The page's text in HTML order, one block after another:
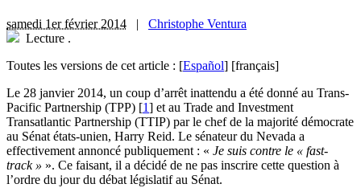
samedi 1er février 2014 | Christophe Ventura
Lecture .
Toutes les versions de cet article : [Español] [français]
Le 28 janvier 2014, un coup d’arrêt inattendu a été donné au Trans-
Pacific Partnership (TPP) [1] et au Trade and Investment
Transatlantic Partnership (TTIP) par le chef de la majorité démocrate
au Sénat états-unien, Harry Reid. Le sénateur du Nevada a
effectivement annoncé publiquement : « Je suis contre le « fast-
track » ». Ce faisant, il a décidé de ne pas inscrire cette question à
l’ordre du jour du débat législatif au Sénat.